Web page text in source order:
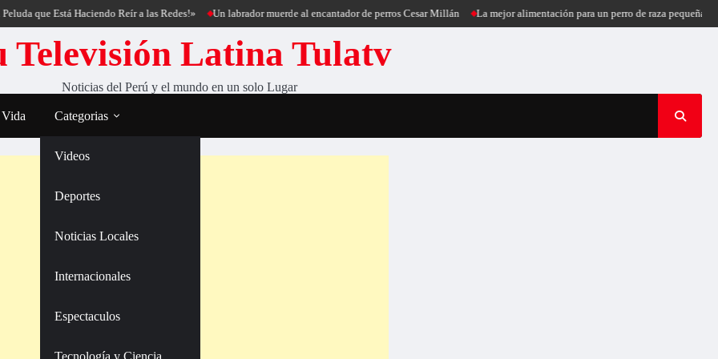
Está Haciendo Reír a las Redes!» Un labrador muerde al encantador de perros Cesar Millán La mejor alimentación para un perro de raza pequeña
Televisión Latina Tulatv
Noticias del Perú y el mundo en un solo Lugar
Categorias
Videos
Deportes
Noticias Locales
Internacionales
Espectaculos
Tecnología y Ciencia